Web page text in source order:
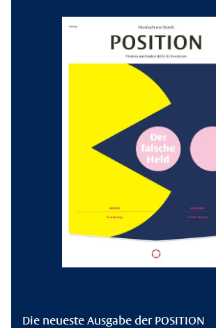
Die neueste Ausgabe der POSITION